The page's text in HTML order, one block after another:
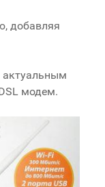
добавляя
актуальным
модем.